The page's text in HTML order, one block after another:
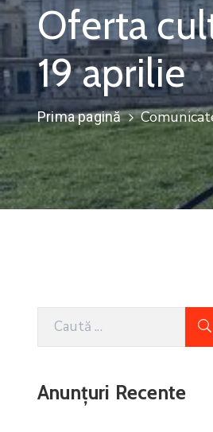
Oferta
19 aprilie
Prima pagină
Anunțuri Recente